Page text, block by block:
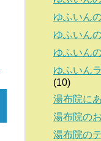
ゆふいん
ゆふいん
ゆふいん
ゆふいん
(10)
湯布院に
湯布院の
湯布院の